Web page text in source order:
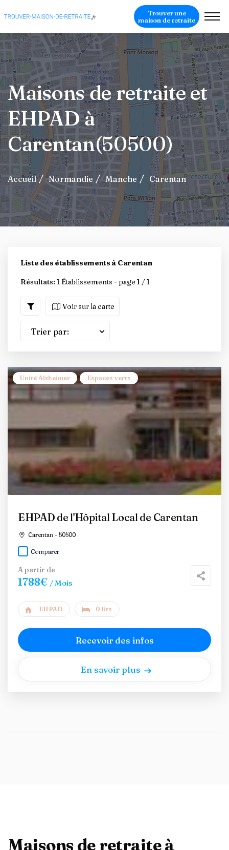
Trouver une
maison de retraite
Maisons de retraite et
EHPAD à
Carentan(50500)
Accueil Normandie Manche Carentan
Liste des établissements à Carentan
Résultats: 1 Établissements - page 1 / 1
Voir sur la carte
Trier par:
Unité Alzheimer Espaces verts
EHPAD de l'Hôpital Local de Carentan
Carentan - 50500
Comparer
A partir de
1788€ / Mois
EHPAD 0 lits
Recevoir des infos
En savoir plus
Maisons de retraite à